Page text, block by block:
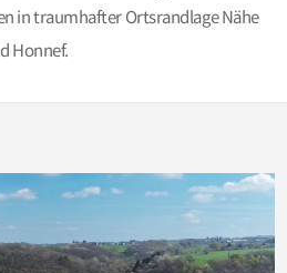
in traumhafter Ortsrandlage Nähe
Honnef.